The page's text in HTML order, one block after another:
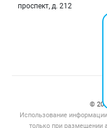
проспект, д. 212
Счетчики,
©
Использование
только при размещении